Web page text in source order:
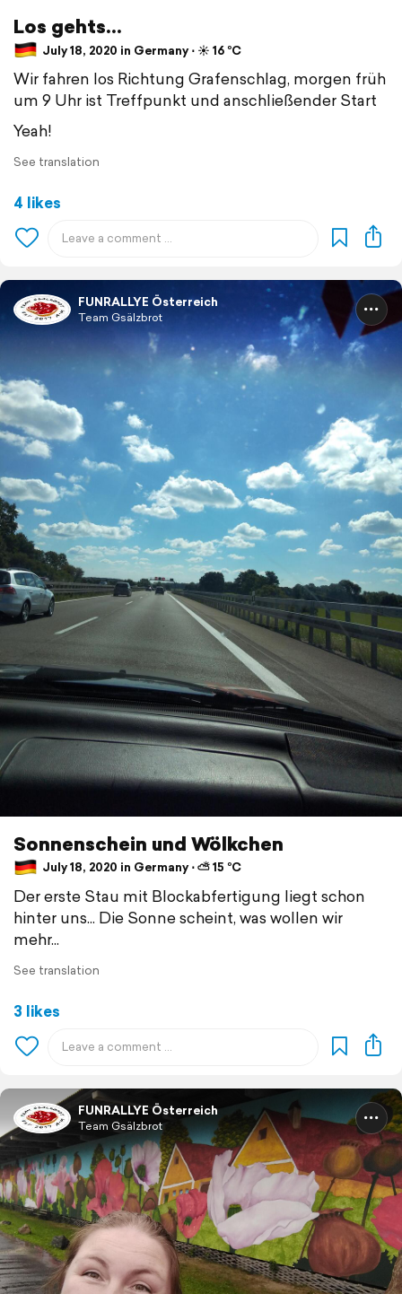
Los gehts...
July 18, 2020 in Germany ⋅ ☀️ 16 °C
Wir fahren los Richtung Grafenschlag, morgen früh
um 9 Uhr ist Treffpunkt und anschließender Start
Yeah!
See translation
4 likes
FUNRALLYE Österreich
Team Gsälzbrot
Sonnenschein und Wölkchen
July 18, 2020 in Germany ⋅ ⛅ 15 °C
Der erste Stau mit Blockabfertigung liegt schon
hinter uns... Die Sonne scheint, was wollen wir
mehr...
See translation
3 likes
FUNRALLYE Österreich
Team Gsälzbrot